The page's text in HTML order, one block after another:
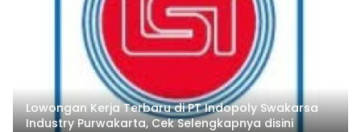
Lowongan Kerja Terbaru di PT Indopoly Swakarsa
Industry Purwakarta, Cek Selengkapnya disini